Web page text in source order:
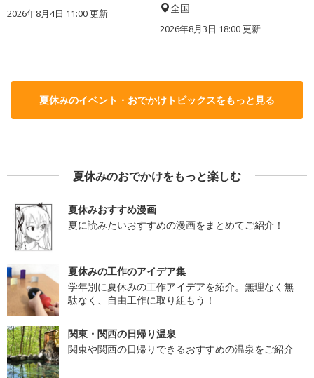
2026年8月4日 11:00更新 全国
2026年8月3日 18:00更新
夏休みのイベント・おでかけトピックスをもっと見る
夏休みのおでかけをもっと楽しむ
夏休みおすすめ漫画
夏に読みたいおすすめの漫画をまとめてご紹介！
夏休みの工作のアイデア集
学年別に夏休みの工作アイデアを紹介。無理なく無
駄なく、自由工作に取り組もう！
関東・関西の日帰り温泉
関東や関西の日帰りできるおすすめの温泉をご紹介